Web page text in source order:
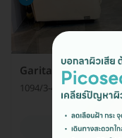
Garitar Clinic (การิต
1094/3-4 ถ. พหลโยธิน แข